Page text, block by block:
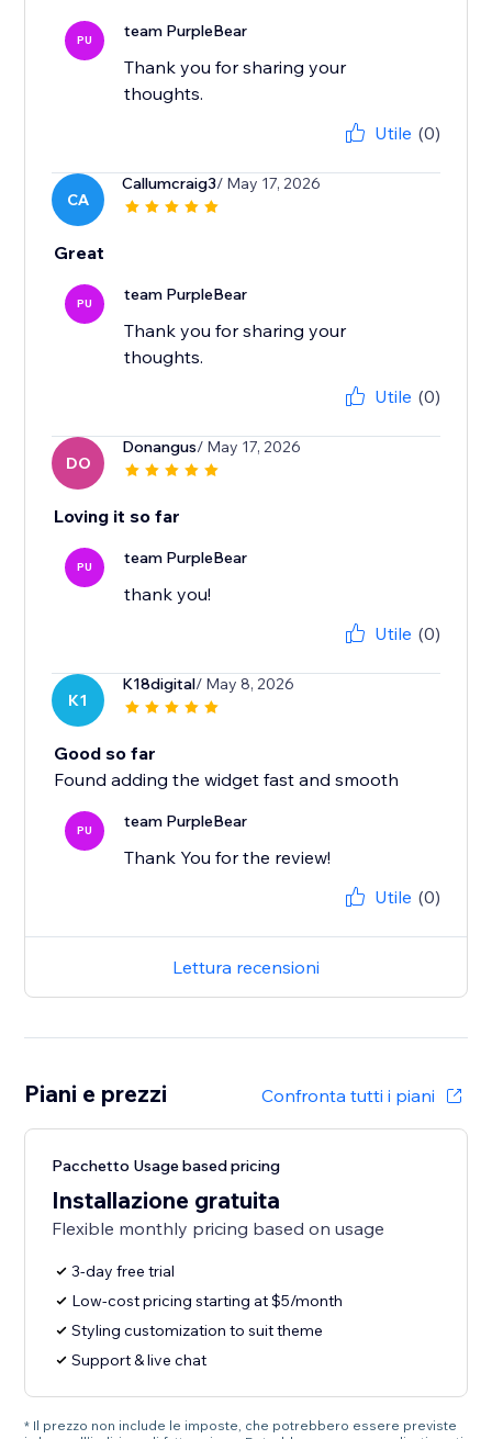
PU team PurpleBear
Thank you for sharing your
thoughts.
Utile (0)
CA
Callumcraig3/ May 17, 2026
Great
PU team PurpleBear
Thank you for sharing your
thoughts.
Utile (0)
DO
Donangus/ May 17, 2026
Loving it so far
PU team PurpleBear
thank you!
Utile (0)
K1
K18digital/ May 8, 2026
Good so far
Found adding the widget fast and smooth
PU team PurpleBear
Thank You for the review!
Utile (0)
Lettura recensioni
Piani e prezzi Confronta tutti i piani
Pacchetto Usage based pricing
Installazione gratuita
Flexible monthly pricing based on usage
3-day free trial
Low-cost pricing starting at $5/month
Styling customization to suit theme
Support & live chat
* Il prezzo non include le imposte, che potrebbero essere previste